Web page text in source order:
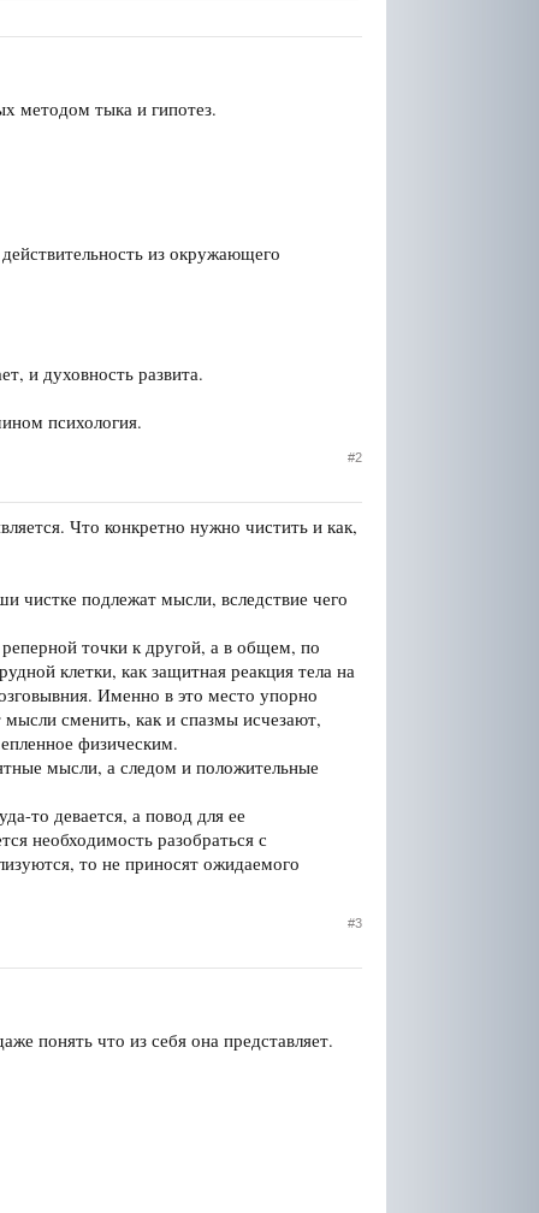
методом тыка и гипотез.
из окружающего
и духовность развита.
психология.
#2
Что конкретно нужно чистить и как,
чистке подлежат мысли, вследствие чего
точки к другой, а в общем, по
клетки, как защитная реакция тела на
Именно в это место упорно
сменить, как и спазмы исчезают,
физическим.
мысли, а следом и положительные
то девается, а повод для ее
необходимость разобраться с
то не приносят ожидаемого
#3
понять что из себя она представляет.